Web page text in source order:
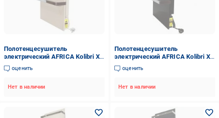
Полотенцесушитель
электрический AFRICA Kolibri X2
beige 250 Вт. керамический с
программатором
оценить
Нет в наличии
Полотенцесушитель
электрический AFRICA Kolibri X2
grafit 250 Вт. керамический с
программатором
оценить
Нет в наличии